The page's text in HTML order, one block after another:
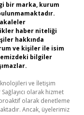
bir marka, kurum
haber niteliği
hakkında
ve kişiler ile isim
bilgiler
ve İletişim
olarak hizmet
olarak denetleme
Ancak, üyelerimiz